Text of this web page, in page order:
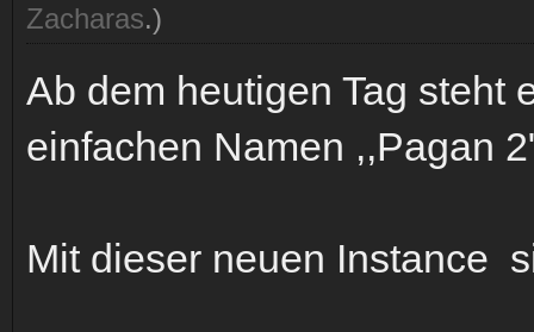
Zacharas.)
Ab dem heutigen Tag steht
einfachen Namen ,,Pagan
Mit dieser neuen Instance